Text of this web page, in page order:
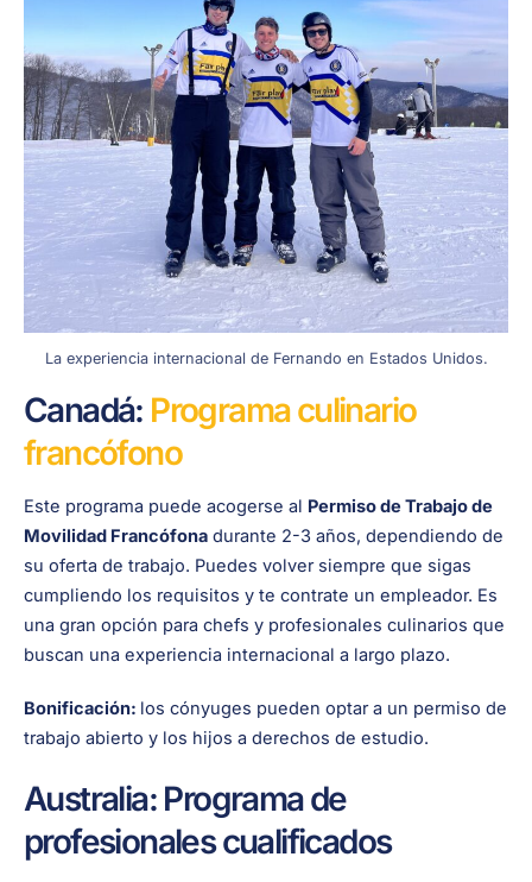
La experiencia internacional de Fernando en Estados Unidos.
Canadá: Programa culinario
francófono
Este programa puede acogerse al Permiso de Trabajo de
Movilidad Francófona durante 2-3 años, dependiendo de
su oferta de trabajo. Puedes volver siempre que sigas
cumpliendo los requisitos y te contrate un empleador. Es
una gran opción para chefs y profesionales culinarios que
buscan una experiencia internacional a largo plazo.
Bonificación: los cónyuges pueden optar a un permiso de
trabajo abierto y los hijos a derechos de estudio.
Australia: Programa de
profesionales cualificados